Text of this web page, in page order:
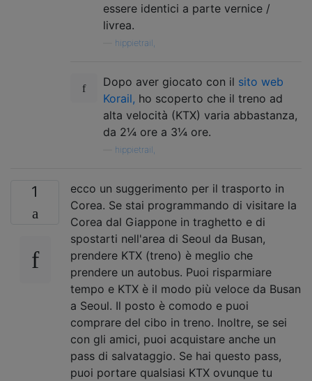
essere identici a parte vernice /
livrea.
hippietrail,
Dopo aver giocato con il sito web
Korail, ho scoperto che il treno ad
alta velocità (KTX) varia abbastanza,
da 2¼ ore a 3¼ ore.
hippietrail,
1
ecco un suggerimento per il trasporto in
Corea. Se stai programmando di visitare la
Corea dal Giappone in traghetto e di
spostarti nell'area di Seoul da Busan,
prendere KTX (treno) è meglio che
prendere un autobus. Puoi risparmiare
tempo e KTX è il modo più veloce da Busan
a Seoul. Il posto è comodo e puoi
comprare del cibo in treno. Inoltre, se sei
con gli amici, puoi acquistare anche un
pass di salvataggio. Se hai questo pass,
puoi portare qualsiasi KTX ovunque tu